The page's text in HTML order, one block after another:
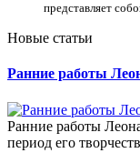
представляет
Новые статьи
Ранние работы
Ранние работы
период его